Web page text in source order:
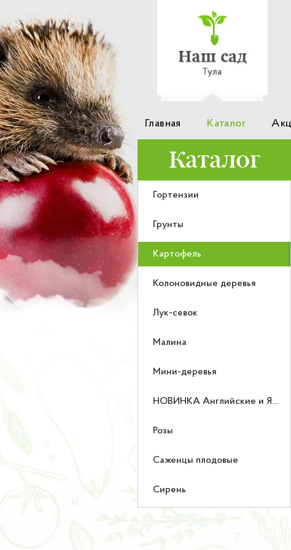
Главная Каталог
Каталог
Гортензии
Грунты
Картофель
Колоновидные деревья
Лук-севок
Малина
Мини-деревья
НОВИНКА Английские и Японские розы
Розы
Саженцы плодовые
Сирень